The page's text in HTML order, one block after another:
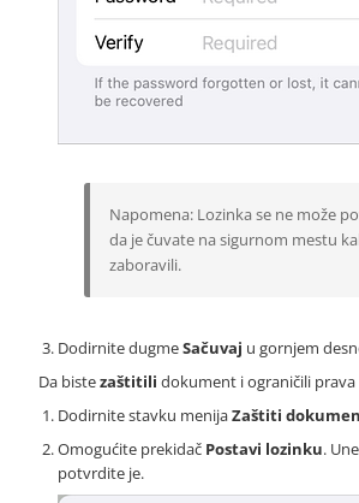
Napomena: Lozinka se ne može
da je čuvate na sigurnom mestu
zaboravili.
Dodirnite dugmeSačuvaj u gornjem
Da bistezaštitili dokument i ograničili
Dodirnite stavku menijaZaštiti
Omogućite prekidač Postavi lozinku.
potvrdite je.